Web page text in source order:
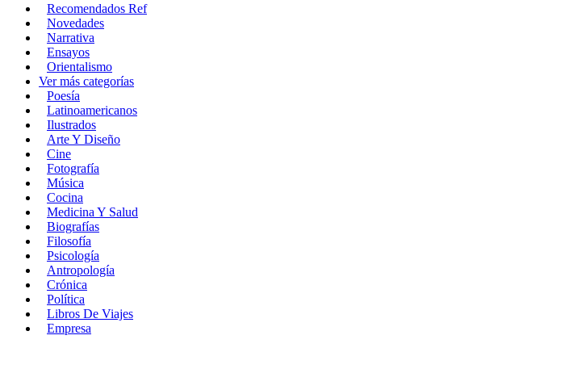
Recomendados Ref
Novedades
Narrativa
Ensayos
Orientalismo
Ver más categorías
Poesía
Latinoamericanos
Ilustrados
Arte Y Diseño
Cine
Fotografía
Música
Cocina
Medicina Y Salud
Biografías
Filosofía
Psicología
Antropología
Crónica
Política
Libros De Viajes
Empresa